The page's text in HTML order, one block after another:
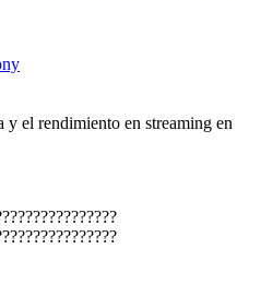
el rendimiento en streaming en